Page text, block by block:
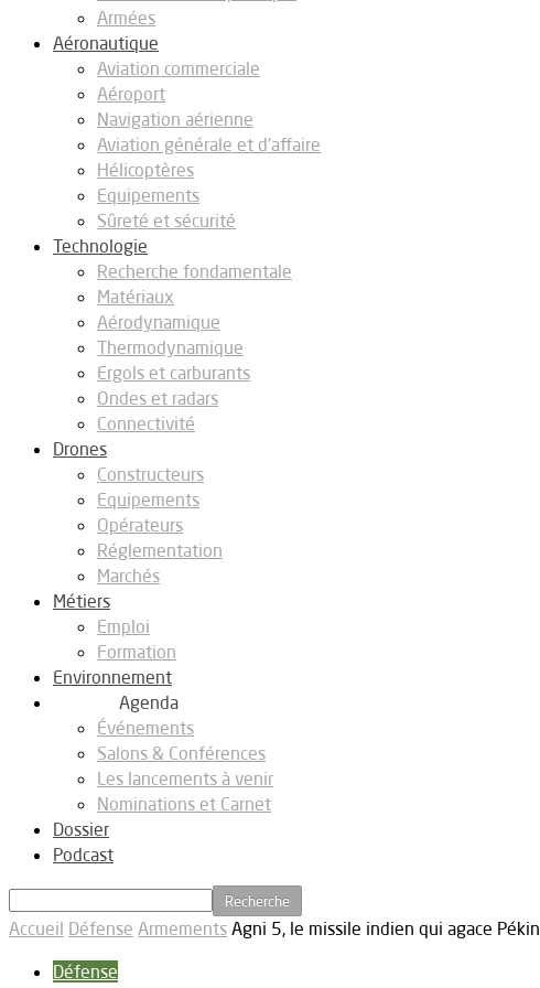
Armées
Aéronautique
Aviation commerciale
Aéroport
Navigation aérienne
Aviation générale et d’affaire
Hélicoptères
Equipements
Sûreté et sécurité
Technologie
Recherche fondamentale
Matériaux
Aérodynamique
Thermodynamique
Ergols et carburants
Ondes et radars
Connectivité
Drones
Constructeurs
Equipements
Opérateurs
Réglementation
Marchés
Métiers
Emploi
Formation
Environnement
Agenda
Événements
Salons & Conférences
Les lancements à venir
Nominations et Carnet
Dossier
Podcast
Accueil Défense Armements Agni 5, le missile indien qui agace Pékin
Défense